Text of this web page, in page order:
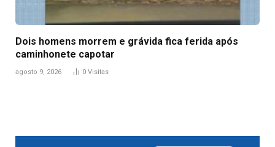
Dois homens morrem e grávida fica ferida após
caminhonete capotar
agosto 9, 2026 0 Visitas